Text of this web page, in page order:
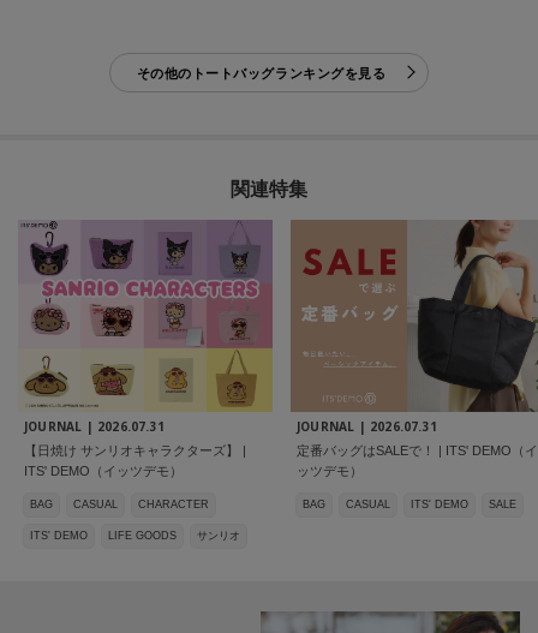
その他のトートバッグランキングを見る
関連特集
JOURNAL | 2026.07.31
【日焼け サンリオキャラクターズ】 |
ITS' DEMO（イッツデモ）
BAG CASUAL CHARACTER
ITS' DEMO LIFE GOODS サンリオ
JOURNAL | 2026.07.31
定番バッグはSALEで！ | ITS' DEMO（イ
ッツデモ）
BAG CASUAL ITS' DEMO SALE